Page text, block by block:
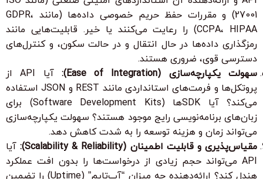
27001) و مقررات حفظ حریم خصوصی داده‌ها (مانند GDPR،
CCPA، HIPAA) را رعایت می‌کنند یا خیر. قابلیت‌هایی مانند
رمزگذاری داده‌ها در حال انتقال و در حالت سکون، و کنترل‌های
دسترسی قوی، ضروری هستند.
سهولت یکپارچه‌سازی (Ease of Integration):
آیا API از
پروتکل‌ها و فرمت‌های استانداردی مانند REST و JSON استفاده
می‌کند؟ آیا SDKها (Software Development Kits) برای
زبان‌های برنامه‌نویسی رایج موجود هستند؟ سهولت یکپارچه‌سازی
می‌تواند زمان و هزینه توسعه را به شدت کاهش دهد.
مقیاس‌پذیری و قابلیت اطمینان (Scalability & Reliability):
آیا
API می‌تواند حجم زیادی از درخواست‌ها را بدون افت عملکرد
هندل کند؟ ارائه‌دهنده چه میزان “آپ‌تایم” (Uptime) را تضمین